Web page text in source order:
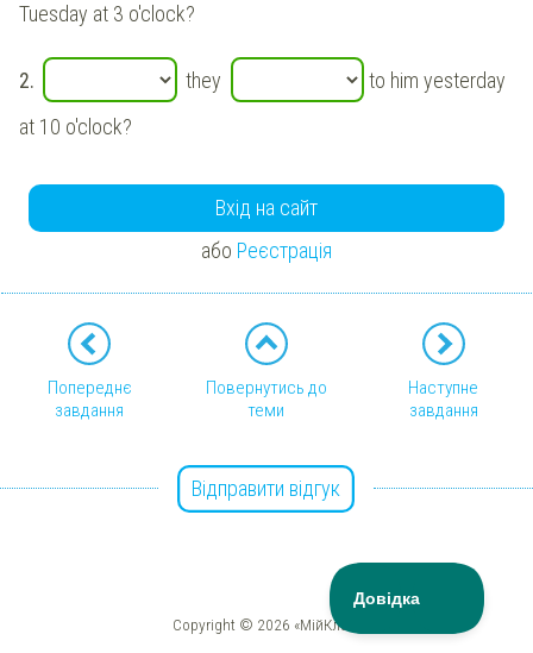
Tuesday at 3 o'clock?
2. they
to him yesterday
at 10 o'clock?
Вхід на сайт
або Реєстрація
Попереднє
завдання
Повернутись до
теми
Наступне
завдання
Відправити відгук
Copyright © 2026 «МійКлас»